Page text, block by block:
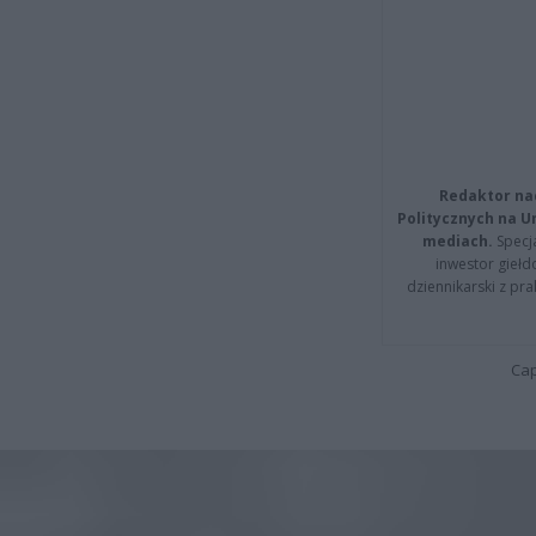
Redaktor
Politycznych na
mediach.
inwestor
dziennikarski z